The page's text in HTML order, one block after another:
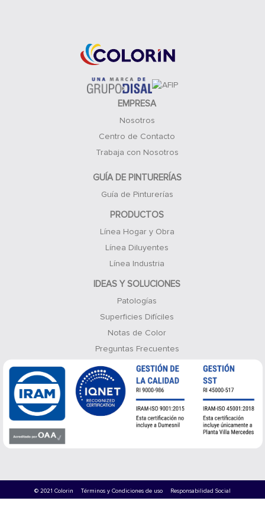
EMPRESA
Nosotros
Centro de Contacto
Trabaja con Nosotros
GUÍA DE PINTURERÍAS
Guía de Pinturerías
PRODUCTOS
Línea Hogar y Obra
Línea Diluyentes
Línea Industria
IDEAS Y SOLUCIONES
Patologías
Superficies Difíciles
Notas de Color
Preguntas Frecuentes
© 2021 Colorin Términos y Condiciones de uso Responsabilidad Social